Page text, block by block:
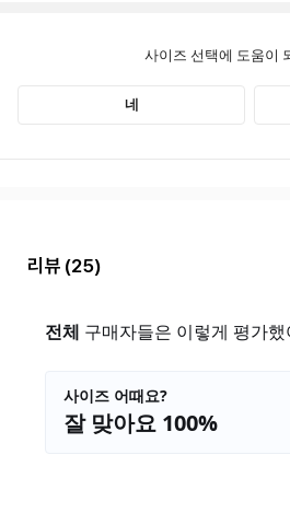
리뷰 (25)